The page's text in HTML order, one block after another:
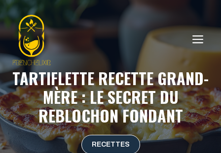
Aller
au
contenu
TARTIFLETTE RECETTE GRAND-
MÈRE : LE SECRET DU
REBLOCHON FONDANT
RECETTES